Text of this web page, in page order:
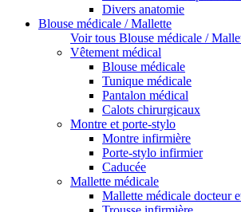
Divers anatomie
Blouse médicale / Mallette
Voir tous Blouse médicale /
Vêtement médical
Blouse médicale
Tunique médicale
Pantalon médical
Calots chirurgicaux
Montre et porte-stylo
Montre infirmière
Porte-stylo infirmier
Caducée
Mallette médicale
Mallette médicale docteur